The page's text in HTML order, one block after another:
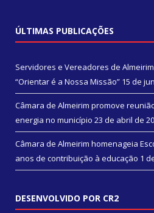
ÚLTIMAS PUBLICAÇÕES
Servidores e Vereadores de
“Orientar é a Nossa Missão” 15 de
Câmara de Almeirim promove
energia no município 23 de abril de
Câmara de Almeirim homenageia
anos de contribuição à educação 1
DESENVOLVIDO POR CR2